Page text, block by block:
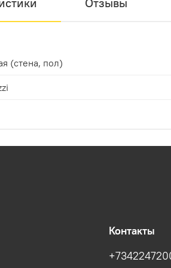
(стена, пол)
Контакты